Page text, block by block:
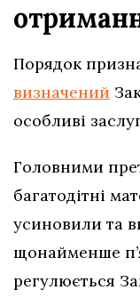
Порядок
визначений
особливі
Головними
багатодітні
усиновили та
щонайменше
регулюється